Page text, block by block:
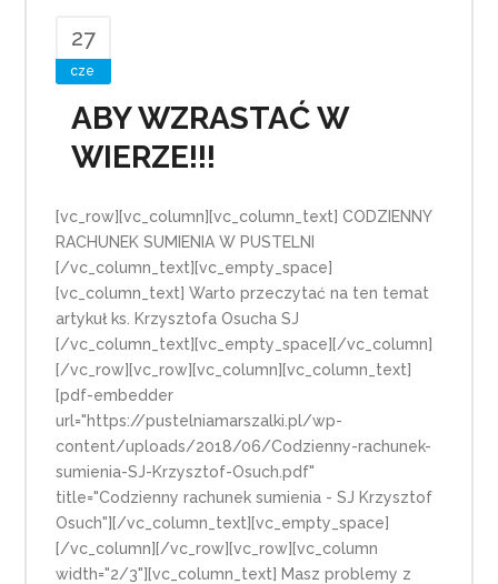
27
cze
ABY WZRASTAĆ W
WIERZE!!!
[vc_row][vc_column][vc_column_text] CODZIENNY
RACHUNEK SUMIENIA W PUSTELNI
[/vc_column_text][vc_empty_space]
[vc_column_text] Warto przeczytać na ten temat
artykuł ks. Krzysztofa Osucha SJ
[/vc_column_text][vc_empty_space][/vc_column]
[/vc_row][vc_row][vc_column][vc_column_text]
[pdf-embedder
url="https://pustelniamarszalki.pl/wp-
content/uploads/2018/06/Codzienny-rachunek-
sumienia-SJ-Krzysztof-Osuch.pdf"
title="Codzienny rachunek sumienia - SJ Krzysztof
Osuch"][/vc_column_text][vc_empty_space]
[/vc_column][/vc_row][vc_row][vc_column
width="2/3"][vc_column_text] Masz problemy z